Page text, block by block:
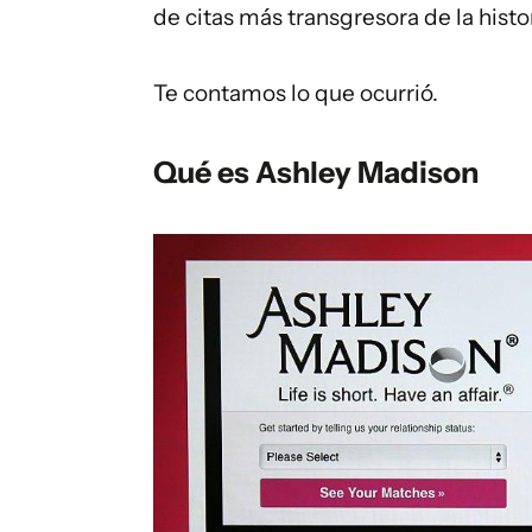
de citas más transgresora de la
Te contamos lo que ocurrió.
Qué es Ashley Madison